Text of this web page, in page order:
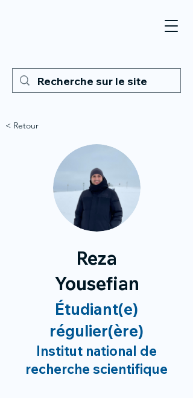
< Retour
Reza
Yousefian
Étudiant(e)
régulier(ère)
Institut national de
recherche scientifique